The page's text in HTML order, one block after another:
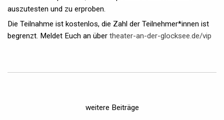
auszutesten und zu erproben.
Die Teilnahme ist kostenlos, die Zahl der Teilnehmer*innen ist
begrenzt. Meldet Euch an über theater-an-der-glocksee.de/vip
weitere Beiträge